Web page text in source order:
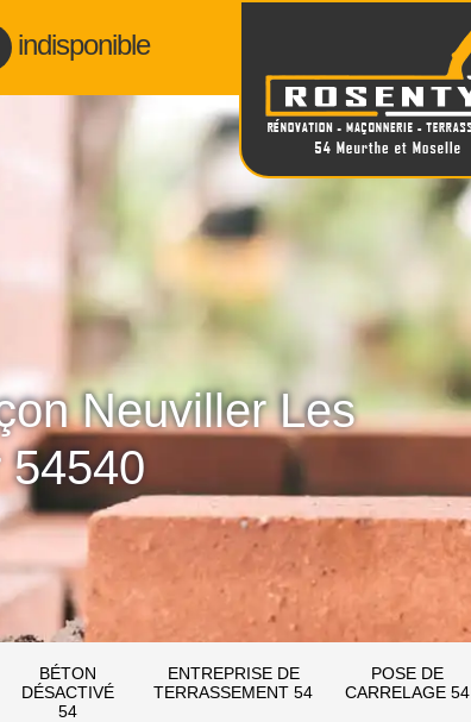
indisponible
Neuviller Les
54540
BÉTON
DÉSACTIVÉ
54
ENTREPRISE DE
TERRASSEMENT 54
POSE DE
CARRELAGE 54